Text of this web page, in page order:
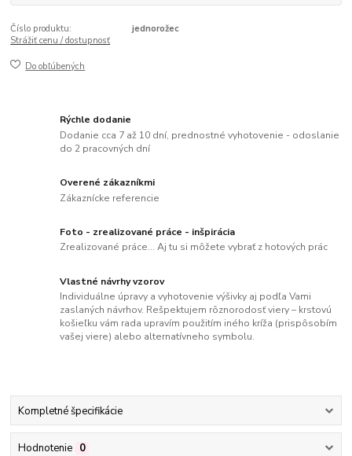
Číslo produktu:
jednorožec
Strážiť cenu / dostupnosť
Do obľúbených
Rýchle dodanie
Dodanie cca 7 až 10 dní, prednostné vyhotovenie - odoslanie
do 2 pracovných dní
Overené zákazníkmi
Zákaznícke referencie
Foto - zrealizované práce - inšpirácia
Zrealizované práce... Aj tu si môžete vybrať z hotových prác
Vlastné návrhy vzorov
Individuálne úpravy a vyhotovenie výšivky aj podľa Vami
zaslaných návrhov. Rešpektujem rôznorodosť viery – krstovú
košieľku vám rada upravím použitím iného kríža (prispôsobím
vašej viere) alebo alternatívneho symbolu.
Kompletné špecifikácie
Hodnotenie 0